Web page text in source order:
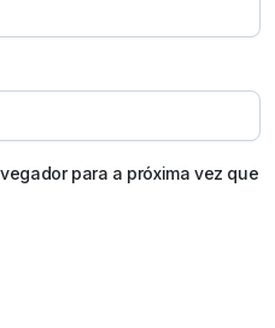
para a próxima vez que